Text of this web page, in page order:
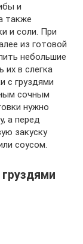
и
также
и соли. При
из готовой
небольшие
их в слегка
с груздями
сочным
нужно
а перед
закуску
соусом.